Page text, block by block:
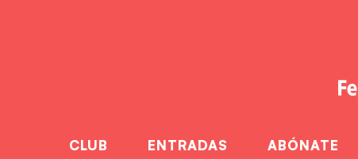
CLUB ENTRADAS ABÓNATE